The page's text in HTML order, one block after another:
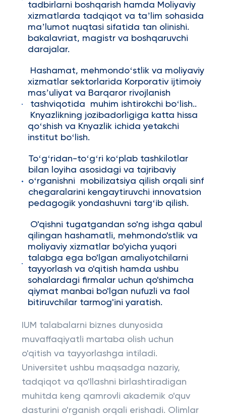
tadbirlarni boshqarish hamda Moliyaviy
xizmatlarda tadqiqot va taʼlim sohasida
maʼlumot nuqtasi sifatida tan olinishi.
bakalavriat, magistr va boshqaruvchi
darajalar.
Hashamat, mehmondoʻstlik va moliyaviy
xizmatlar sektorlarida Korporativ ijtimoiy
masʼuliyat va Barqaror rivojlanish
tashviqotida muhim ishtirokchi boʻlish..
Knyazlikning jozibadorligiga katta hissa
qoʻshish va Knyazlik ichida yetakchi
institut boʻlish.
Toʻgʻridan-toʻgʻri koʻplab tashkilotlar
bilan loyiha asosidagi va tajribaviy
oʻrganishni mobilizatsiya qilish orqali sinf
chegaralarini kengaytiruvchi innovatsion
pedagogik yondashuvni targʻib qilish.
O'qishni tugatgandan so'ng ishga qabul
qilingan hashamatli, mehmondo'stlik va
moliyaviy xizmatlar bo'yicha yuqori
talabga ega bo'lgan amaliyotchilarni
tayyorlash va o'qitish hamda ushbu
sohalardagi firmalar uchun qo'shimcha
qiymat manbai bo'lgan nufuzli va faol
bitiruvchilar tarmog'ini yaratish.
IUM talabalarni biznes dunyosida
muvaffaqiyatli martaba olish uchun
o'qitish va tayyorlashga intiladi.
Universitet ushbu maqsadga nazariy,
tadqiqot va qo'llashni birlashtiradigan
muhitda keng qamrovli akademik o'quv
dasturini o'rganish orqali erishadi. Olimlar